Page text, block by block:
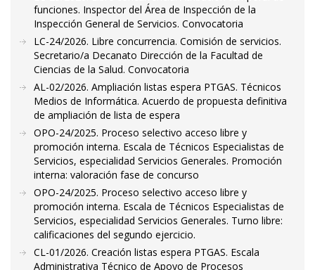
funciones. Inspector del Área de Inspección de la
Inspección General de Servicios. Convocatoria
LC-24/2026. Libre concurrencia. Comisión de servicios.
Secretario/a Decanato Dirección de la Facultad de
Ciencias de la Salud. Convocatoria
AL-02/2026. Ampliación listas espera PTGAS. Técnicos
Medios de Informática. Acuerdo de propuesta definitiva
de ampliación de lista de espera
OPO-24/2025. Proceso selectivo acceso libre y
promoción interna. Escala de Técnicos Especialistas de
Servicios, especialidad Servicios Generales. Promoción
interna: valoración fase de concurso
OPO-24/2025. Proceso selectivo acceso libre y
promoción interna. Escala de Técnicos Especialistas de
Servicios, especialidad Servicios Generales. Turno libre:
calificaciones del segundo ejercicio.
CL-01/2026. Creación listas espera PTGAS. Escala
Administrativa Técnico de Apoyo de Procesos